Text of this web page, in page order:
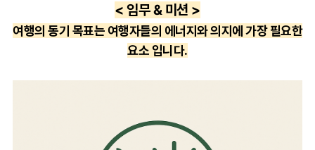
< 임무 & 미션 >
여행의 동기 목표는 여행자들의 에너지와 의지에 가장 필요한
요소 입니다.